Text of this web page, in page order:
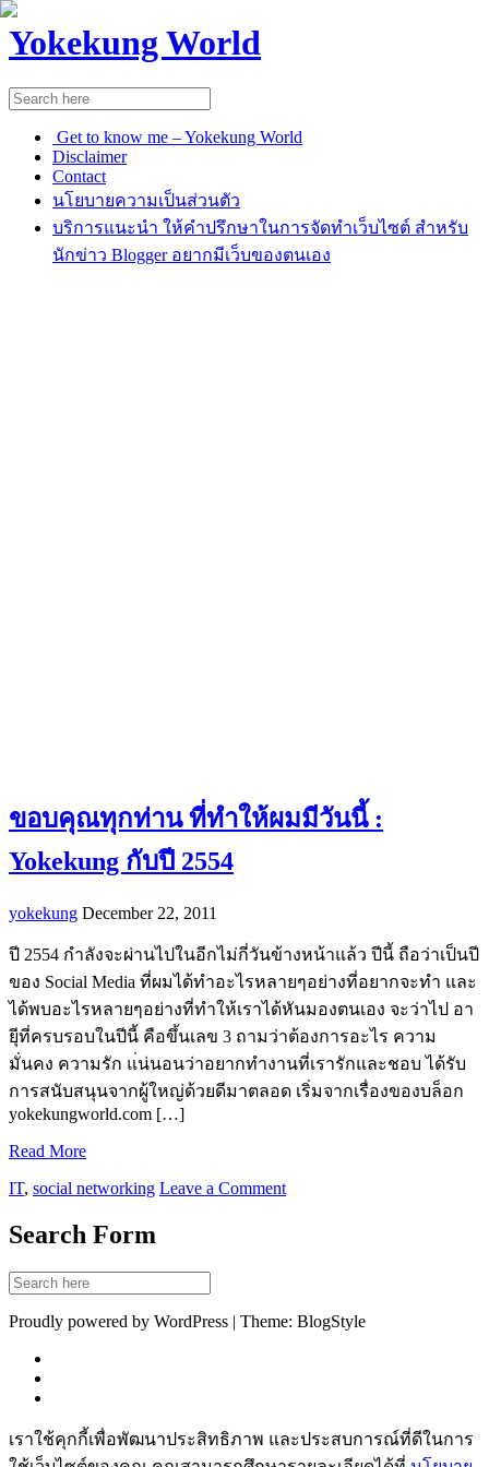
Yokekung World
Get to know me – Yokekung World
Disclaimer
Contact
นโยบายความเป็นส่วนตัว
บริการแนะนำ ให้คำปรึกษาในการจัดทำเว็บไซต์ สำหรับ
นักข่าว Blogger อยากมีเว็บของตนเอง
ขอบคุณทุกท่าน ที่ทำให้ผมมีวันนี้ :
Yokekung กับปี 2554
yokekung December 22, 2011
ปี 2554 กำลังจะผ่านไปในอีกไม่กี่วันข้างหน้าแล้ว ปีนี้ ถือว่าเป็นปี
ของ Social Media ที่ผมได้ทำอะไรหลายๆอย่างที่อยากจะทำ และ
ได้พบอะไรหลายๆอย่างที่ทำให้เราได้หันมองตนเอง จะว่าไป อา
ยุีที่ครบรอบในปีนี้ คือขึ้นเลข 3 ถามว่าต้องการอะไร ความ
มั่นคง ความรัก แ่น่นอนว่าอยากทำงานที่เรารักและชอบ ได้รับ
การสนับสนุนจากผู้ใหญ่ด้วยดีมาตลอด เริ่มจากเรื่องของบล็อก
yokekungworld.com […]
Read More
IT, social networking Leave a Comment
Search Form
Proudly powered by WordPress | Theme: BlogStyle
เราใช้คุกกี้เพื่อพัฒนาประสิทธิภาพ และประสบการณ์ที่ดีในการ